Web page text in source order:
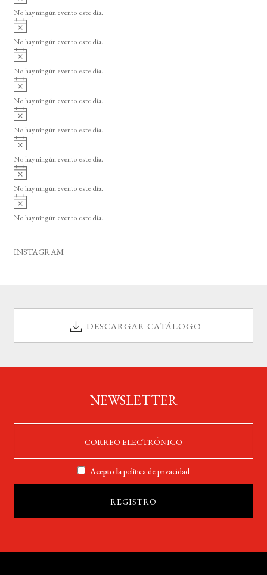
o
v
i
o
No hay ningún evento este día.
A
v
i
o
No hay ningún evento este día.
A
v
i
o
No hay ningún evento este día.
A
v
i
o
No hay ningún evento este día.
A
v
i
o
No hay ningún evento este día.
A
v
i
o
No hay ningún evento este día.
A
v
i
o
No hay ningún evento este día.
A
v
i
No hay ningún evento este día.
INSTAGRAM
DESCARGAR CATÁLOGO
NEWSLETTER
Acepto lapolítica de privacidad